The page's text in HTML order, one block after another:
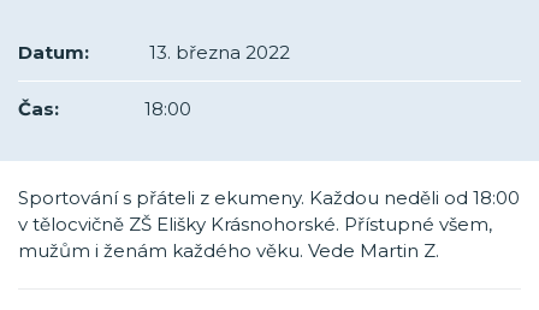
Datum: 13. března 2022
Čas: 18:00
Sportování s přáteli z ekumeny. Každou neděli od 18:00
v tělocvičně ZŠ Elišky Krásnohorské. Přístupné všem,
mužům i ženám každého věku. Vede Martin Z.